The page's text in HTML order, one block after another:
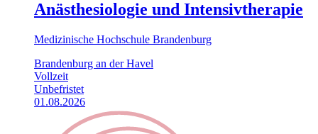
Anästhesiologie und Intensivtherapie
Medizinische Hochschule Brandenburg
Brandenburg an der Havel
Vollzeit
Unbefristet
01.08.2026